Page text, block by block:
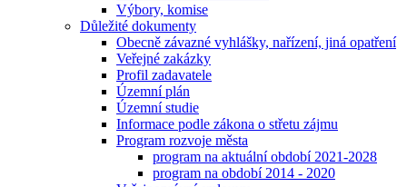
Výbory, komise
Důležité dokumenty
Obecně závazné vyhlášky, nařízení, jiná opatření
Veřejné zakázky
Profil zadavatele
Územní plán
Územní studie
Informace podle zákona o střetu zájmu
Program rozvoje města
program na aktuální období 2021-2028
program na období 2014 - 2020